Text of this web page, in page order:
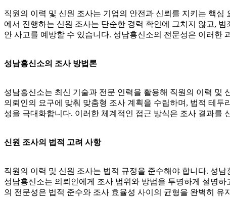
직원의 이력 및 신원 조사는 기업의 안전과 신뢰를 지키는 핵
에서 진행하는 신원 조사는 단순한 경력 확인에 그치지 않고,
안 사고를 예방할 수 있습니다. 성남흥신소의 전문성은 이러한
성남흥신소의 조사 방법론
성남흥신소는 최신 기술과 전문 인력을 활용해 직원의 이력 및
의뢰인의 요구에 맞춰 맞춤형 조사 계획을 수립하며, 법적 테
성을 극대화합니다. 이러한 체계적인 접근 방식은 조사 결과를
신원 조사의 법적 고려 사항
직원의 이력 및 신원 조사는 법적 규정을 준수해야 합니다. 성
성남흥신소는 의뢰인에게 조사 범위와 방법을 투명하게 설명
의 전문성은 법적 준수와 조사 효율성 사이의 균형을 완벽히 유